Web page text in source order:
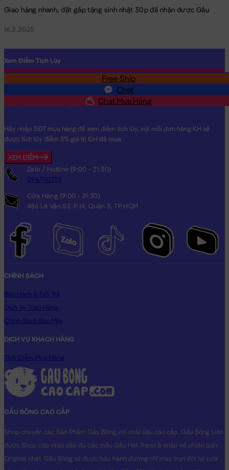
Giao hàng nhanh, đặt gấp tặng sinh nhật 30p đã nhận được Gấu
16.3.2025
Free Ship
Chat
Chat Mua Hàng
Xem Điểm Tích Lũy
Hãy nhập SĐT mua hàng để xem điểm tích lũy, với mỗi đơn hàng KH sẽ
được tích lũy điểm 3% giá trị ĐH đã mua
XEM ĐIỂM
Zalo / Hotline (9:00 - 21:30)
0967110738
Cửa Hàng (9:00 - 21:30)
486 Lê Văn Sỹ, P.14, Quận 3, TP.HCM
CHÍNH SÁCH
Bảo Hành & Đổi Trả
Dịch Vụ Giao Hàng
Chính Sách Bảo Mật
DỊCH VỤ KHÁCH HÀNG
Tích Điểm Mua Hàng
GẤU BÔNG CAO CẤP
Shop chuyên các Sản Phẩm Gấu Bông với chất liệu cao cấp. Gấu Bông luôn
được Shop cập nhật đầy đủ các mẫu Gấu Hot Trend & nhập về phiên bản
Original nhất. Gấu Bông sẽ được bảo hành đường chỉ may trọn đời tại cửa